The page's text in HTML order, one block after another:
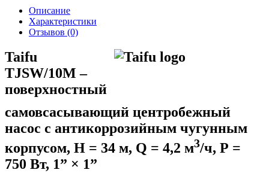
Описание
Характеристики
Отзывов (0)
Taifu
TJSW/10M –
поверхностный
самовсасывающий центробежный
насос с антикоррозийным чугунным
корпусом, Н = 34 м, Q = 4,2 м3/ч, Р =
750 Вт, 1” × 1”